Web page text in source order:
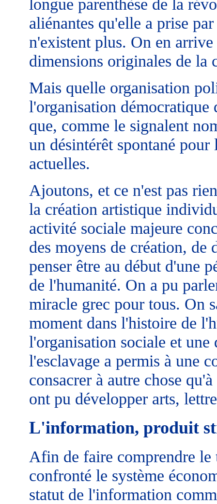
longue parenthèse de la
aliénantes qu'elle a prise
n'existent plus. On en
dimensions originales de la
Mais quelle organisation
l'organisation démocratique
que, comme le signalent
un désintérêt spontané
actuelles.
Ajoutons, et ce n'est pas
la création artistique
activité sociale majeure
des moyens de création, de
penser être au début d'une
de l'humanité. On a pu
miracle grec pour tous. On
moment dans l'histoire de
l'organisation sociale et
l'esclavage a permis à une
consacrer à autre chose
ont pu développer arts,
L'information, produit
Afin de faire comprendre le
confronté le système
statut de l'information